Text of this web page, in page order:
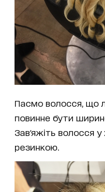
Пасмо волосся, що
повинне бути
Зав'яжіть волосся у
резинкою.